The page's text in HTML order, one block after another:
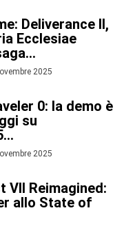
Deliverance II,
Ecclesiae
2025
0: la demo è
su
2025
VII Reimagined:
allo State of